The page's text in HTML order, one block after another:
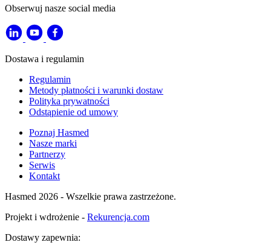
Obserwuj nasze social media
Dostawa i regulamin
Regulamin
Metody płatności i warunki dostaw
Polityka prywatności
Odstąpienie od umowy
Poznaj Hasmed
Nasze marki
Partnerzy
Serwis
Kontakt
Hasmed 2026 - Wszelkie prawa zastrzeżone.
Projekt i wdrożenie - Rekurencja.com
Dostawy zapewnia: